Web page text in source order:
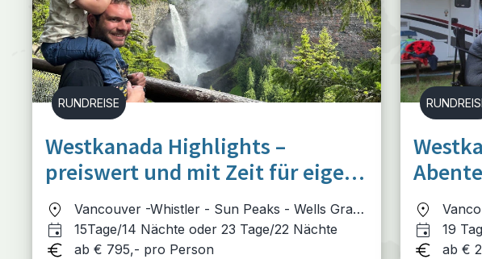
RUNDREISE
Westkanada Highlights –
preiswert und mit Zeit für eigene
Abenteuer
Vancouver -Whistler - Sun Peaks - Wells Gray
- Jasper - Kicking Horse - Calgary (oder in
Gegenrichtung)
15Tage/14 Nächte oder 23 Tage/22 Nächte
ab € 795,- pro Person
-
19
ab €